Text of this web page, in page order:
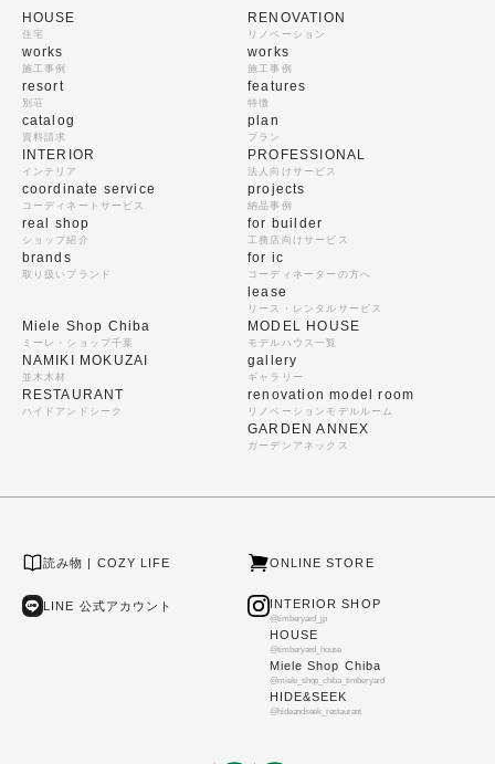
HOUSE
住宅
works
施工事例
resort
別荘
catalog
資料請求
RENOVATION
リノベーション
works
施工事例
features
特徴
plan
プラン
INTERIOR
インテリア
coordinate service
コーディネートサービス
real shop
ショップ紹介
brands
取り扱いブランド
PROFESSIONAL
法人向けサービス
projects
納品事例
for builder
工務店向けサービス
for ic
コーディネーターの方へ
lease
リース・レンタルサービス
Miele Shop Chiba
ミーレ・ショップ千葉
NAMIKI MOKUZAI
並木木材
RESTAURANT
ハイドアンドシーク
MODEL HOUSE
モデルハウス一覧
gallery
ギャラリー
renovation model room
リノベーションモデルルーム
GARDEN ANNEX
ガーデンアネックス
読み物 | COZY LIFE ONLINE STORE
LINE 公式アカウント INTERIOR SHOP
@timberyard_jp
HOUSE
@timberyard_house
Miele Shop Chiba
@miele_shop_chiba_timberyard
HIDE&SEEK
@hideandseek_restaurant